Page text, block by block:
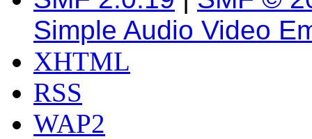
Simple Audio Video
XHTML
RSS
WAP2